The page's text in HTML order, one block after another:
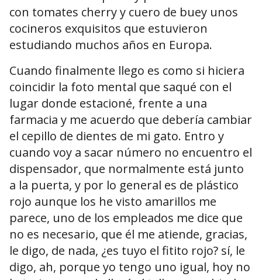
con tomates cherry y cuero de buey unos
cocineros exquisitos que estuvieron
estudiando muchos años en Europa.
Cuando finalmente llego es como si hiciera
coincidir la foto mental que saqué con el
lugar donde estacioné, frente a una
farmacia y me acuerdo que debería cambiar
el cepillo de dientes de mi gato. Entro y
cuando voy a sacar número no encuentro el
dispensador, que normalmente está junto
a la puerta, y por lo general es de plástico
rojo aunque los he visto amarillos me
parece, uno de los empleados me dice que
no es necesario, que él me atiende, gracias,
le digo, de nada, ¿es tuyo el fitito rojo? sí, le
digo, ah, porque yo tengo uno igual, hoy no